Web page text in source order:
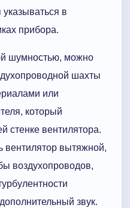
в
прибора.
шумностью, можно
шахты
или
который
стенке вентилятора.
вентилятор вытяжной,
воздухопроводов,
звук.